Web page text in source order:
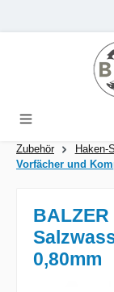
Zum Hauptinhalt
Zubehör
Haken-
Vorfächer und
BALZER
0,80mm